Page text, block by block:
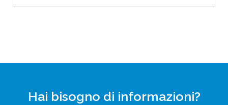
Hai bisogno di informazioni?